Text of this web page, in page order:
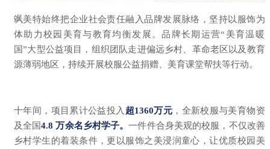
飒美特始终把企业社会责任融入品牌发展脉络，坚持以服饰为
体助力校园美育与教育均衡发展。品牌长期运营“美育温暖
国”大型公益项目，组织团队走进偏远乡村、革命老区以及教育
源薄弱地区，持续开展校服公益捐赠、美育课堂帮扶等行动。
十年间，项目累计公益投入 超1360万元 ，全新校服与美育物资
及全国4.8 万余名乡村学子。一件件合身美观的校服，不仅改善
乡村学生的着装条件，更以服饰之美浸润童心，让优质校园美